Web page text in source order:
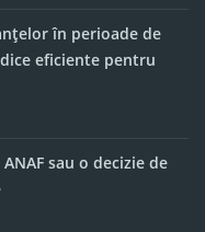
în perioade de
eficiente pentru
sau o decizie de